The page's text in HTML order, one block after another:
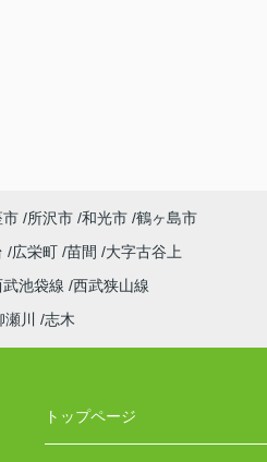
市 所沢市 和光市 鶴ヶ島市
広栄町 苗間
大字古谷上
武池袋線 西武狭山線
瀬川 志木
トップページ